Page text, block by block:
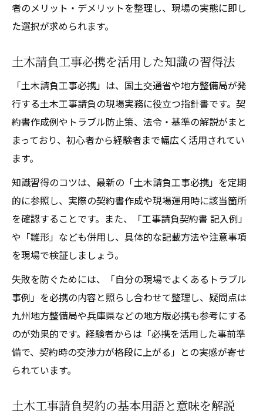
者のメリット・デメリットを整理し、現場の実態に即し
た選択が求められます。
土木請負工事必携を活用した知識の習得法
「土木請負工事必携」は、国土交通省や地方整備局が発
行する土木工事請負の現場実務に役立つ指針書です。契
約書作成例やトラブル防止策、法令・基準の解説がまと
まっており、初心者から経験者まで幅広く活用されてい
ます。
知識習得のコツは、最新の「土木請負工事必携」を定期
的に参照し、実際の契約書作成や現場運用時に該当箇所
を確認することです。また、「工事請負契約書 記入例」
や「雛形」なども併用し、具体的な記載方法や注意事項
を現場で検証しましょう。
失敗を防ぐためには、「自分の現場でよくあるトラブル
事例」を必携の内容と照らし合わせて整理し、疑問点は
九州地方整備局や兵庫県などの地方版必携も参考にする
のが効果的です。経験者からは「必携を活用した事前準
備で、契約時の交渉力が格段に上がる」との実感が寄せ
られています。
土木工事請負契約の基本用語と意味を解説